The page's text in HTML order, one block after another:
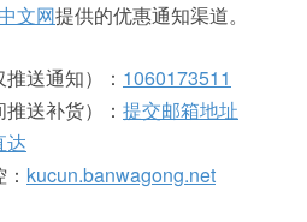
文网提供的优惠通知渠道。
送通知）： 1060173511
送补货）： 提交邮箱地址
达
kucun.banwagong.net